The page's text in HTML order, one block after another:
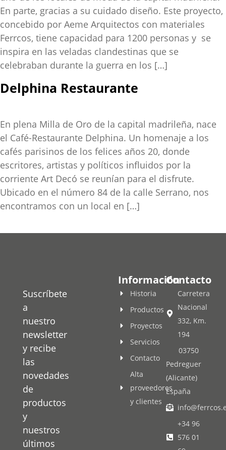
En parte, gracias a su cuidado diseño. Este proyecto,
concebido por Aeme Arquitectos con materiales
Ferrcos, tiene capacidad para 1200 personas y se
inspira en las veladas clandestinas que se
celebraban durante la guerra en los […]
Delphina Restaurante
En plena Milla de Oro de la capital madrileña, nace
el Café-Restaurante Delphina. Un homenaje a los
cafés parisinos de los felices años 20, donde
escritores, artistas y políticos influidos por la
corriente Art Decó se reunían para el disfrute.
Ubicado en el número 84 de la calle Serrano, nos
encontramos con un local en […]
Suscríbete
a
nuestro
newsletter
y recibe
las
novedades
de
productos
y
nuestros
últimos
Información
Historia
Productos
Proyectos
Servicios
Contacto
Alta
proveedores
y clientes
Contacto
Carretera
Nacional
332, Km.
194
03750
Pedreguer
(Alicante)
España
+34 96
576 01